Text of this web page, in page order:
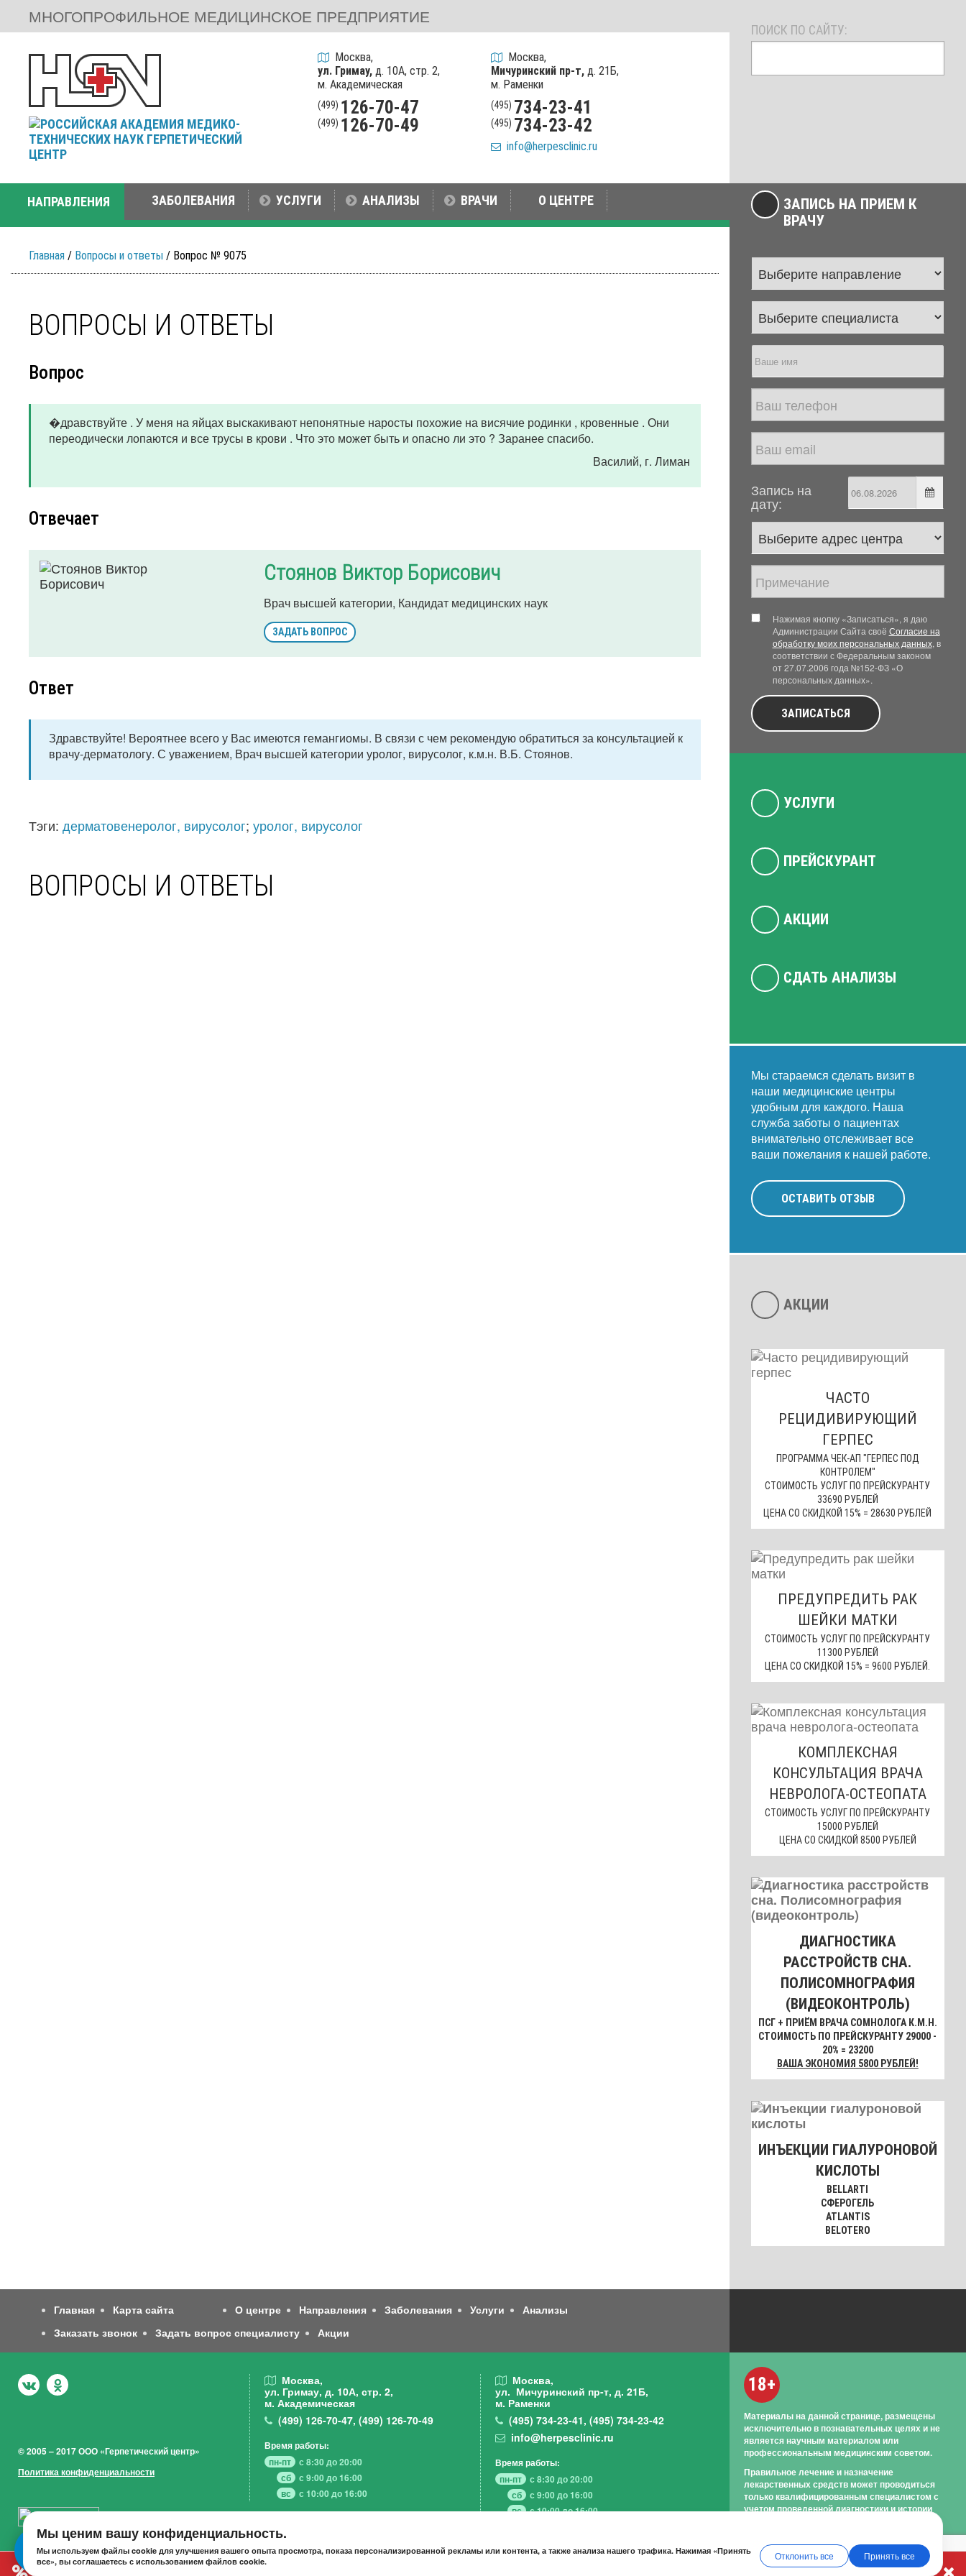
МНОГОПРОФИЛЬНОЕ МЕДИЦИНСКОЕ ПРЕДПРИЯТИЕ
Москва,
ул. Гримау,д. 10А, стр. 2,
м. Академическая
(499) 126-70-47
(499) 126-70-49
Москва,
Мичуринский пр-т, д. 21Б,
м. Раменки
(495) 734-23-41
(495) 734-23-42
info@herpesclinic.ru
ПОИСК ПО САЙТУ:
НАПРАВЛЕНИЯ ЗАБОЛЕВАНИЯ УСЛУГИ АНАЛИЗЫ ВРАЧИ О ЦЕНТРЕ
Главная / Вопросы и ответы / Вопрос № 9075
ВОПРОСЫ И ОТВЕТЫ
Вопрос
�дравствуйте . У меня на яйцах выскакивают непонятные наросты похожие на висячие родинки , кровенные . Они
переодически лопаются и все трусы в крови . Что это может быть и опасно ли это ? Заранее спасибо.
Василий, г. Лиман
Отвечает
Стоянов Виктор Борисович
Врач высшей категории, Кандидат медицинских наук
ЗАДАТЬ ВОПРОС
Ответ
Здравствуйте! Вероятнее всего у Вас имеются гемангиомы. В связи с чем рекомендую обратиться за консультацией к
врачу-дерматологу. С уважением, Врач высшей категории уролог, вирусолог, к.м.н. В.Б. Стоянов.
Тэги: дерматовенеролог, вирусолог; уролог, вирусолог
ВОПРОСЫ И ОТВЕТЫ
ЗАПИСЬ НА ПРИЕМ К
ВРАЧУ
Запись на
дату:
Нажимая кнопку «Записаться», я даю
Администрации Сайта своё Согласие на
обработку моих персональных данных, в
соответствии с Федеральным законом
от 27.07.2006 года №152-ФЗ «О
персональных данных».
ЗАПИСАТЬСЯ
УСЛУГИ
ПРЕЙСКУРАНТ
АКЦИИ
СДАТЬ АНАЛИЗЫ
Мы стараемся сделать визит в
наши медицинские центры
удобным для каждого. Наша
служба заботы о пациентах
внимательно отслеживает все
ваши пожелания к нашей работе.
ОСТАВИТЬ ОТЗЫВ
АКЦИИ
ЧАСТО
РЕЦИДИВИРУЮЩИЙ
ГЕРПЕС
ПРОГРАММА ЧЕК-АП "ГЕРПЕС ПОД
КОНТРОЛЕМ"
СТОИМОСТЬ УСЛУГ ПО ПРЕЙСКУРАНТУ
33690 РУБЛЕЙ
ЦЕНА СО СКИДКОЙ 15% = 28630 РУБЛЕЙ
ПРЕДУПРЕДИТЬ РАК
ШЕЙКИ МАТКИ
СТОИМОСТЬ УСЛУГ ПО ПРЕЙСКУРАНТУ
11300 РУБЛЕЙ
ЦЕНА СО СКИДКОЙ 15% = 9600 РУБЛЕЙ.
КОМПЛЕКСНАЯ
КОНСУЛЬТАЦИЯ ВРАЧА
НЕВРОЛОГА-ОСТЕОПАТА
СТОИМОСТЬ УСЛУГ ПО ПРЕЙСКУРАНТУ
15000 РУБЛЕЙ
ЦЕНА СО СКИДКОЙ 8500 РУБЛЕЙ
ДИАГНОСТИКА
РАССТРОЙСТВ СНА.
ПОЛИСОМНОГРАФИЯ
(ВИДЕОКОНТРОЛЬ)
ПСГ + ПРИЁМ ВРАЧА СОМНОЛОГА К.М.Н.
СТОИМОСТЬ ПО ПРЕЙСКУРАНТУ 29000 -
20% = 23200
ВАША ЭКОНОМИЯ 5800 РУБЛЕЙ!
ИНЪЕКЦИИ ГИАЛУРОНОВОЙ
КИСЛОТЫ
BELLARTI
СФЕРОГЕЛЬ
ATLANTIS
BELOTERO
Главная Карта сайта О центре Направления Заболевания Услуги
Анализы
Заказать звонок
Задать вопрос специалисту Акции
© 2005 – 2017 ООО «Герпетический центр»
Политика конфиденциальности
Москва,
ул. Гримау, д. 10А, стр. 2,
м. Академическая
(499) 126-70-47, (499) 126-70-49
Время работы:
пн-пт
с 8:30 до 20:00
сб
с 9:00 до 16:00
вс
с 10:00 до 16:00
Москва,
ул. Мичуринский пр-т, д. 21Б,
м. Раменки
(495)734-23-41,(495)734-23-42
info@herpesclinic.ru
Время работы:
пн-пт
с 8:30 до 20:00
сб
с 9:00 до 16:00
вс
с 10:00 до 16:00
18+
Материалы на данной странице, размещены
исключительно в познавательных целях и не
является научным материалом или
профессиональным медицинским советом.
Правильное лечение и назначение
лекарственных средств может проводиться
только квалифицированным специалистом с
учетом проведенной диагностики и истории
Мы ценим вашу конфиденциальность.
Мы используем файлы cookie для улучшения вашего опыта просмотра, показа персонализированной рекламы или контента, а также анализа нашего трафика. Нажимая «Принять
все», вы соглашаетесь с использованием файлов cookie.
Отклонить все Принять все